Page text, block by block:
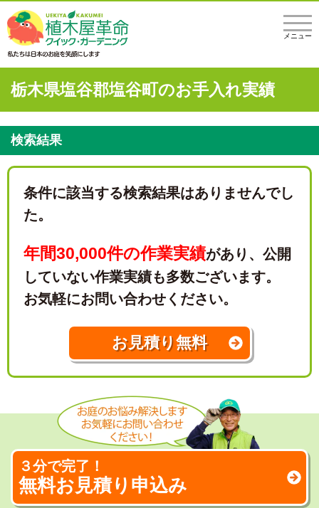
メニュー
栃木県塩谷郡塩谷町のお手入れ実績
検索結果
条件に該当する検索結果はありませんでし
た。
年間30,000件の作業実績があり、 公開
していない作業実績も多数ございます。
お気軽にお問い合わせください。
お見積り無料
３分で完了！
無料お見積り申込み